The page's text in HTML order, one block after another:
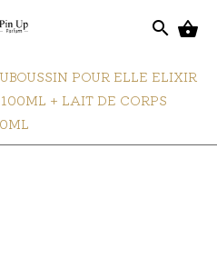

search
POUR ELLE ELIXIR
+ LAIT DE CORPS